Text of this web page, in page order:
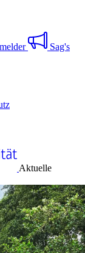
Sag's
Aktuelle